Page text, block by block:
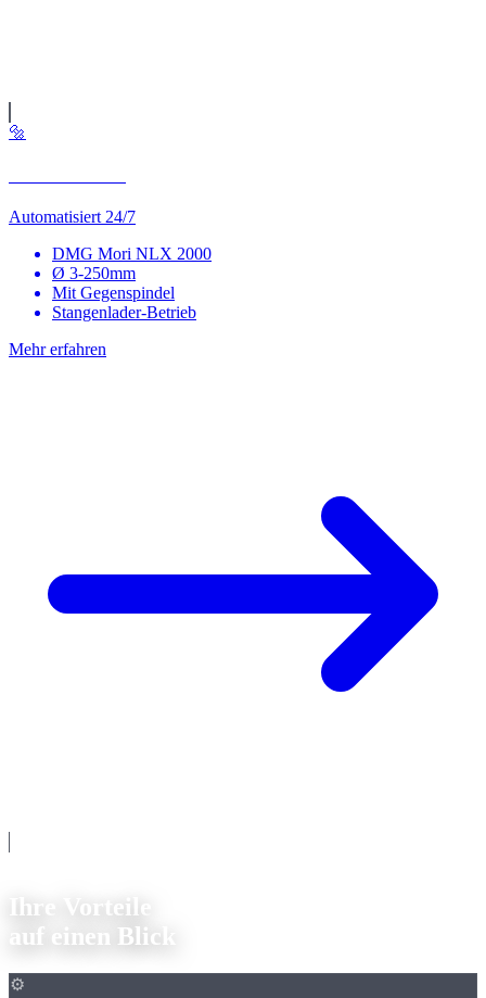
🔩
Automatisiert 24/7
DMG Mori NLX 2000
Ø 3-250mm
Mit Gegenspindel
Stangenlader-Betrieb
Mehr erfahren
Ihre Vorteile
auf einen Blick
⚙️